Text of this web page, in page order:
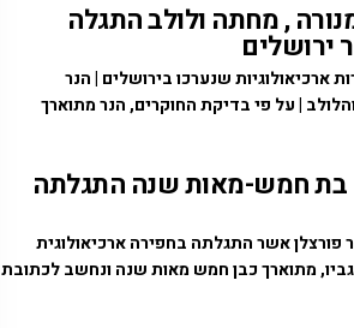
, מחתה ולולב התגלה
ירושלים
בחפירות ארכיאולוגיות שנערכו בירושלים | הנר
| על פי בדיקת החוקרים, הנר מתוארך
בת חמש-מאות שנה התגלתה
אשר התגלתה בחפירה ארכיאולוגית
מתוארך כבן חמש מאות שנה ונחשב לכתובת